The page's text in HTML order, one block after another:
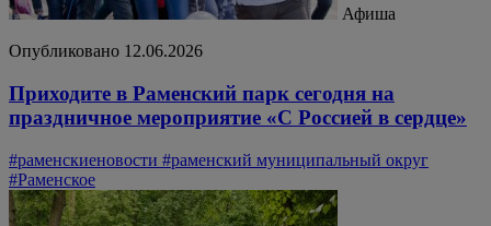
Афиша
Опубликовано 12.06.2026
Приходите в Раменский парк сегодня на
праздничное мероприятие «С Россией в сердце»
#раменскиеновости #раменский муниципальный округ
#Раменское